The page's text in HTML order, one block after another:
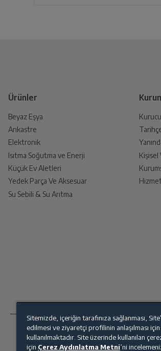
Ürünler
Beyaz Eşya
Ankastre
Elektronik
Isıtma Soğutma ve Enerji
Küçük Ev Aletleri
Yedek Parça Ve Aksesuar
Su Sebili & Su Arıtma
Kişisel
Sitemizde, içeriğin tarafınıza sağlanması,
edilmesi ve ziyaretçi profilinin anlaşılması
kullanılmaktadır. Site üzerinde kullanılan
için Çerez Aydınlatma Metni’ni